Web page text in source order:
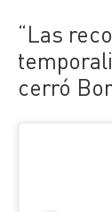
“Las
cerró